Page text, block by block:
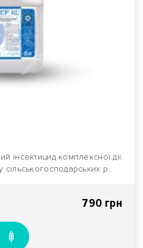
інсектицид комплексної дії.
р..
790 грн